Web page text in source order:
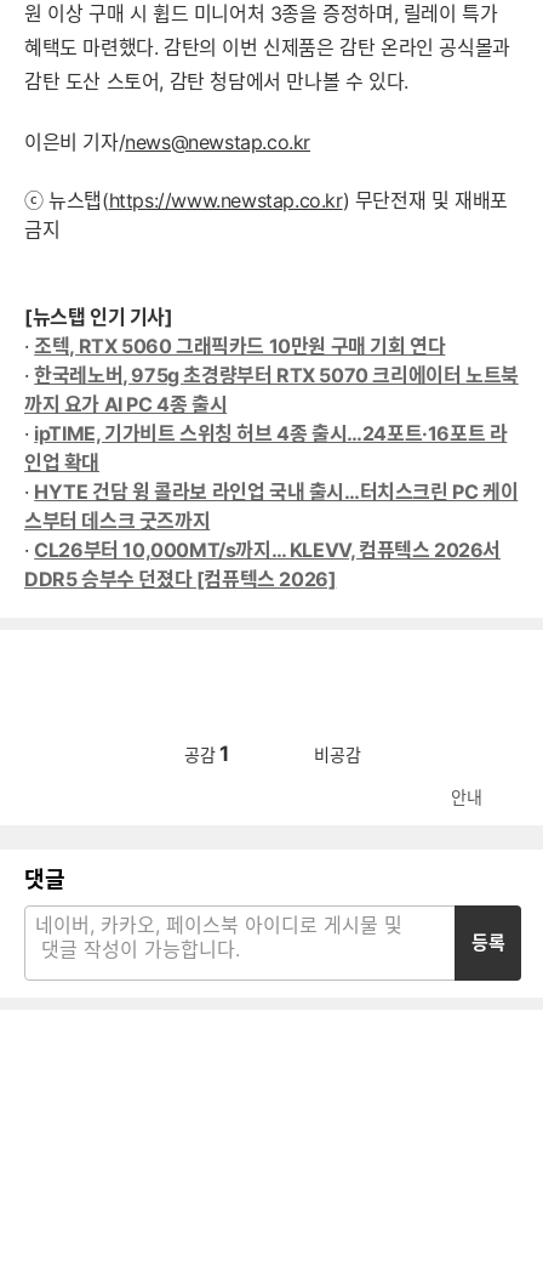
원 이상 구매 시 휩드 미니어처 3종을 증정하며, 릴레이 특가
혜택도 마련했다. 감탄의 이번 신제품은 감탄 온라인 공식몰과
감탄 도산 스토어, 감탄 청담에서 만나볼 수 있다.
이은비 기자/news@newstap.co.kr
ⓒ 뉴스탭(https://www.newstap.co.kr) 무단전재 및 재배포
금지
[뉴스탭 인기 기사]
·조텍, RTX 5060 그래픽카드 10만원 구매 기회 연다
·한국레노버, 975g 초경량부터 RTX 5070 크리에이터 노트북
까지 요가 AI PC 4종 출시
· ipTIME, 기가비트 스위칭 허브 4종 출시…24포트·16포트 라
인업 확대
· HYTE 건담 윙 콜라보 라인업 국내 출시…터치스크린 PC 케이
스부터 데스크 굿즈까지
· CL26부터 10,000MT/s까지… KLEVV, 컴퓨텍스 2026서
DDR5 승부수 던졌다 [컴퓨텍스 2026]
공감 1 비공감
안내
댓글
등록